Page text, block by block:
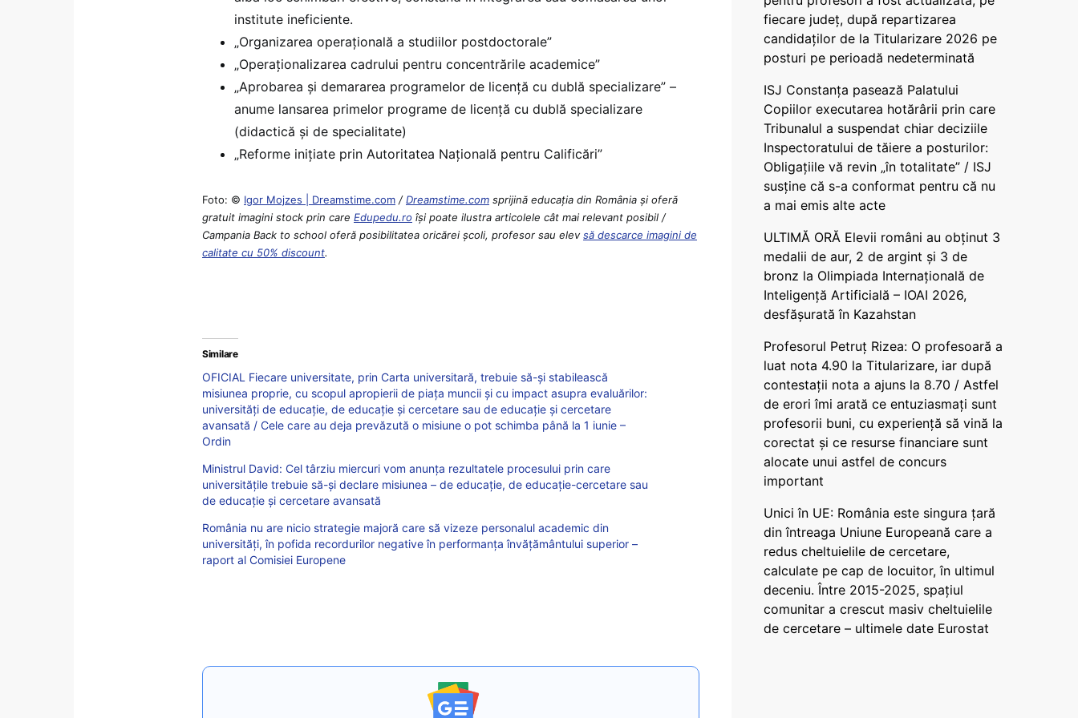
institute ineficiente.
„Organizarea operațională a studiilor postdoctorale”
„Operaționalizarea cadrului pentru concentrările academice”
„Aprobarea și demararea programelor de licență cu dublă specializare” –
anume lansarea primelor programe de licență cu dublă specializare
(didactică și de specialitate)
„Reforme inițiate prin Autoritatea Națională pentru Calificări”
Foto: © Igor Mojzes | Dreamstime.com /Dreamstime.com sprijină educaţia din România şi oferă
gratuit imagini stock prin care Edupedu.ro îşi poate ilustra articolele cât mai relevant posibil /
Campania Back to school oferă posibilitatea oricărei școli, profesor sau elevsă descarce imagini de
calitate cu 50% discount.
Similare
OFICIAL Fiecare universitate, prin Carta universitară, trebuie să-și stabilească
misiunea proprie, cu scopul apropierii de piața muncii și cu impact asupra evaluărilor:
universități de educație, de educație și cercetare sau de educație și cercetare
avansată / Cele care au deja prevăzută o misiune o pot schimba până la 1 iunie –
Ordin
Ministrul David: Cel târziu miercuri vom anunța rezultatele procesului prin care
universitățile trebuie să-și declare misiunea – de educație, de educație-cercetare sau
de educație și cercetare avansată
România nu are nicio strategie majoră care să vizeze personalul academic din
universități, în pofida recordurilor negative în performanța învățământului superior –
raport al Comisiei Europene
fiecare județ, după repartizarea
candidaților de la Titularizare 2026 pe
posturi pe perioadă nedeterminată
ISJ Constanța pasează Palatului
Copiilor executarea hotărârii prin care
Tribunalul a suspendat chiar deciziile
Inspectoratului de tăiere a posturilor:
Obligațiile vă revin „în totalitate” / ISJ
susține că s-a conformat pentru că nu
a mai emis alte acte
ULTIMĂ ORĂ Elevii români au obținut 3
medalii de aur, 2 de argint și 3 de
bronz la Olimpiada Internațională de
Inteligență Artificială – IOAI 2026,
desfășurată în Kazahstan
Profesorul Petruț Rizea: O profesoară a
luat nota 4.90 la Titularizare, iar după
contestații nota a ajuns la 8.70 / Astfel
de erori îmi arată ce entuziasmați sunt
profesorii buni, cu experiență să vină la
corectat și ce resurse financiare sunt
alocate unui astfel de concurs
important
Unici în UE: România este singura țară
din întreaga Uniune Europeană care a
redus cheltuielile de cercetare,
calculate pe cap de locuitor, în ultimul
deceniu. Între 2015-2025, spațiul
comunitar a crescut masiv cheltuielile
de cercetare – ultimele date Eurostat